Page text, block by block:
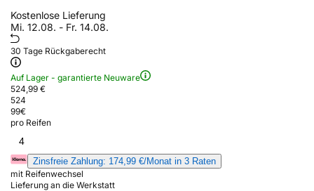
Kostenlose Lieferung
Mi. 12.08. - Fr. 14.08.
30 Tage Rückgaberecht
Auf Lager - garantierte Neuware
524,99 €
524
99€
pro Reifen
4
Zinsfreie Zahlung: 174,99 €/Monat in 3 Raten
mit Reifenwechsel
Lieferung an die Werkstatt